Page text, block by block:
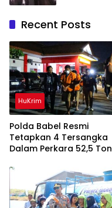
Recent Posts
HuKrim
Polda Babel Resmi
Tetapkan 4 Tersangka
Dalam Perkara 52,5 Ton
Belitung